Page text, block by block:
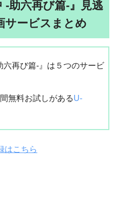
-助六再び篇-』見逃
サービスまとめ
六再び篇-』は５つのサービ
無料お試しがあるU-
はこちら